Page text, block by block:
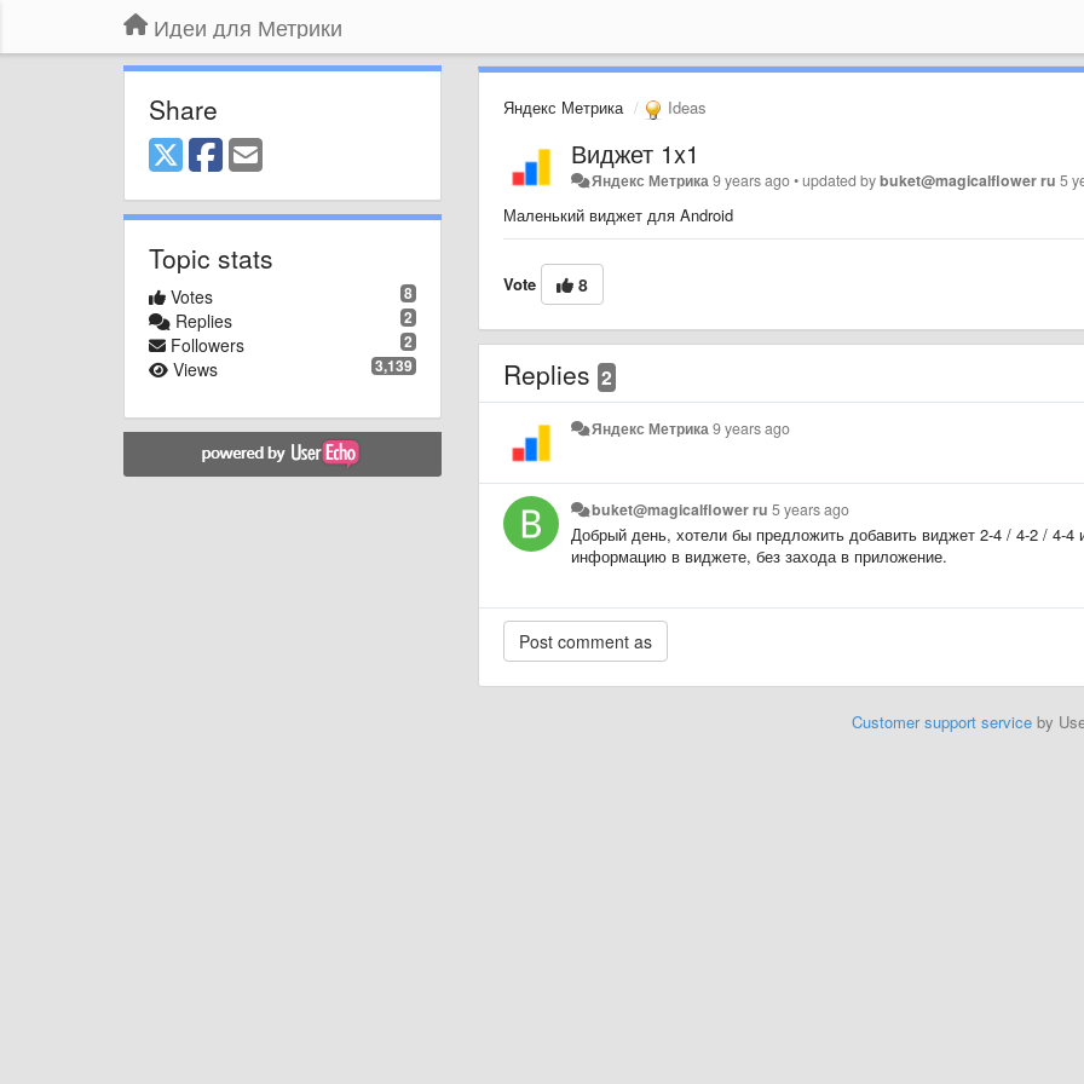
Идеи для Метрики
Share
Topic stats
8
Votes
2
Replies
2
Followers
3,139
Views
Яндекс Метрика Ideas
Виджет 1x1
Яндекс Метрика 9 years ago•updated bybuket@magicalflower ru 5
Маленький виджет для Android
Vote 8
Replies 2
Яндекс Метрика 9 years ago
buket@magicalflower ru 5 years ago
Добрый день, хотели бы предложить добавить виджет 2-4 / 4-2 / 4-
информацию в виджете, без захода в приложение.
Customer support service by